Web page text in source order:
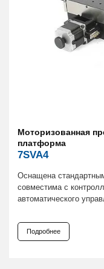
Моторизованная
платформа
7SVA4
Оснащена
совместима с
автоматического
Подробнее